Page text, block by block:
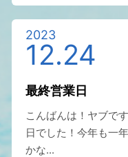
2023
12.24
最終営業日
こんばんは！ヤブで
日でした！今年も一
かな...